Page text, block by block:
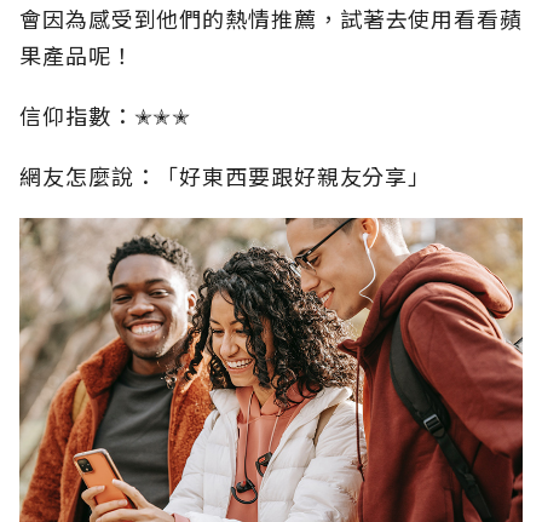
會因為感受到他們的熱情推薦，試著去使用看看蘋
果產品呢！
信仰指數：✭✭✭
網友怎麼說：「好東西要跟好親友分享」